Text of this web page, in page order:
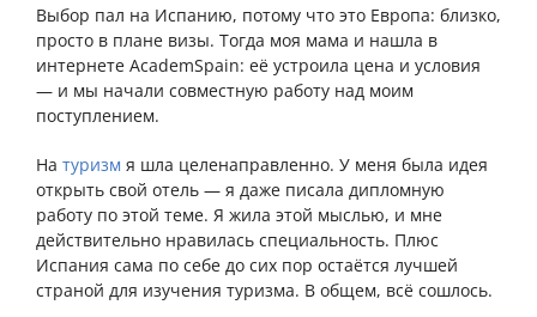
Выбор пал на Испанию, потому что это Европа: близко,
просто в плане визы. Тогда моя мама и нашла в
интернете AcademSpain: её устроила цена и условия
— и мы начали совместную работу над моим
поступлением.
На туризм я шла целенаправленно. У меня была идея
открыть свой отель — я даже писала дипломную
работу по этой теме. Я жила этой мыслью, и мне
действительно нравилась специальность. Плюс
Испания сама по себе до сих пор остаётся лучшей
страной для изучения туризма. В общем, всё сошлось.